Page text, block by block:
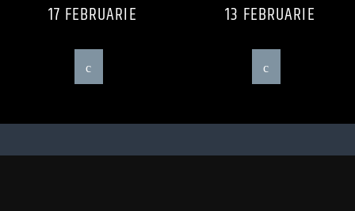
17 FEBRUARIE 13 FEBRUARIE